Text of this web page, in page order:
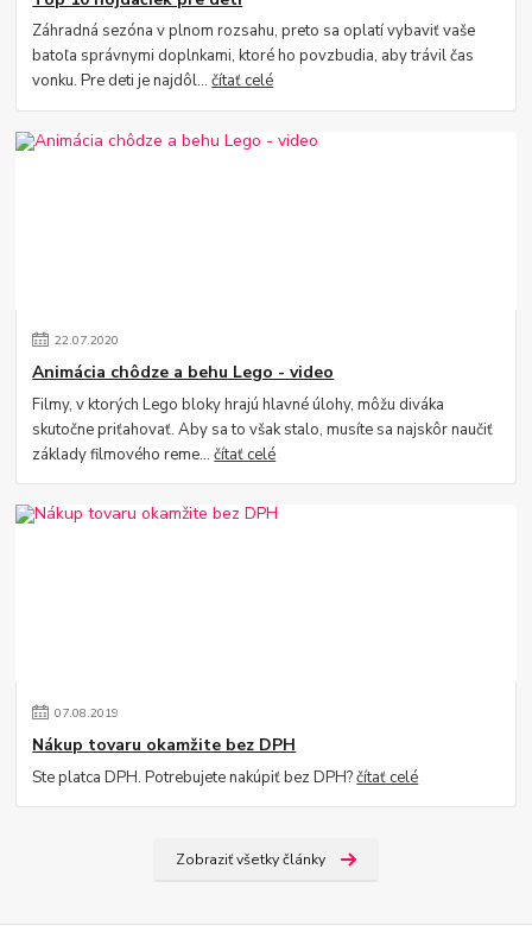
Záhradná sezóna v plnom rozsahu, preto sa oplatí vybaviť vaše
batoľa správnymi doplnkami, ktoré ho povzbudia, aby trávil čas
vonku. Pre deti je najdôl...čítať celé
22.07.2020
Animácia chôdze a behu Lego - video
Filmy, v ktorých Lego bloky hrajú hlavné úlohy, môžu diváka
skutočne priťahovať. Aby sa to však stalo, musíte sa najskôr naučiť
základy filmového reme...čítať celé
07.08.2019
Nákup tovaru okamžite bez DPH
Ste platca DPH. Potrebujete nakúpiť bez DPH?čítať celé
Zobraziť všetky články